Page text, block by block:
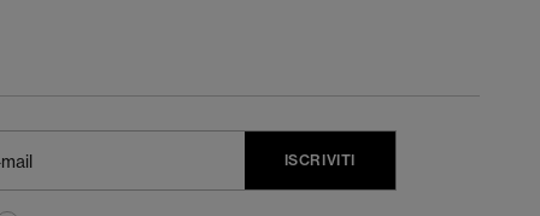
ISCRIVITI